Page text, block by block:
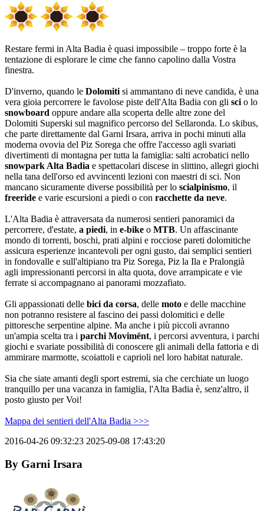
Restare fermi in Alta Badia è quasi impossibile – troppo forte è la
tentazione di esplorare le cime che fanno capolino dalla Vostra
finestra.
D'inverno, quando le Dolomiti si ammantano di neve candida, è una
vera gioia percorrere le favolose piste dell'Alta Badia con gli sci o lo
snowboard oppure andare alla scoperta delle altre zone del
Dolomiti Superski sul magnifico percorso del Sellaronda. Lo skibus,
che parte direttamente dal Garni Irsara, arriva in pochi minuti alla
moderna ovovia del Piz Sorega che offre l'accesso agli svariati
divertimenti di montagna per tutta la famiglia: salti acrobatici nello
snowpark Alta Badia e spettacolari discese in slittino, allegri giochi
nella tana dell'orso ed avvincenti lezioni con maestri di sci. Non
mancano sicuramente diverse possibilità per lo scialpinismo, il
freeride e varie escursioni a piedi o con racchette da neve.
L'Alta Badia è attraversata da numerosi sentieri panoramici da
percorrere, d'estate, a piedi, in e-bike o MTB. Un affascinante
mondo di torrenti, boschi, prati alpini e rocciose pareti dolomitiche
assicura esperienze incantevoli per ogni gusto, dai semplici sentieri
in fondovalle e sull'altipiano tra Piz Sorega, Piz la Ila e Pralongià
agli impressionanti percorsi in alta quota, dove arrampicate e vie
ferrate si accompagnano ai panorami mozzafiato.
Gli appassionati delle bici da corsa, delle moto e delle macchine
non potranno resistere al fascino dei passi dolomitici e delle
pittoresche serpentine alpine. Ma anche i più piccoli avranno
un'ampia scelta tra i parchi Movimënt, i percorsi avventura, i parchi
giochi e svariate possibilità di conoscere gli animali della fattoria e di
ammirare marmotte, scoiattoli e caprioli nel loro habitat naturale.
Sia che siate amanti degli sport estremi, sia che cerchiate un luogo
tranquillo per una vacanza in famiglia, l'Alta Badia è, senz'altro, il
posto giusto per Voi!
Mappa dei sentieri dell'Alta Badia >>>
2016-04-26 09:32:23 2025-09-08 17:43:20
By Garni Irsara